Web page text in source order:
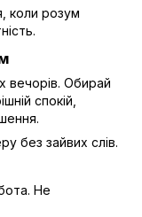
коли розум
вечорів. Обирай
спокій,
без зайвих слів.
Не